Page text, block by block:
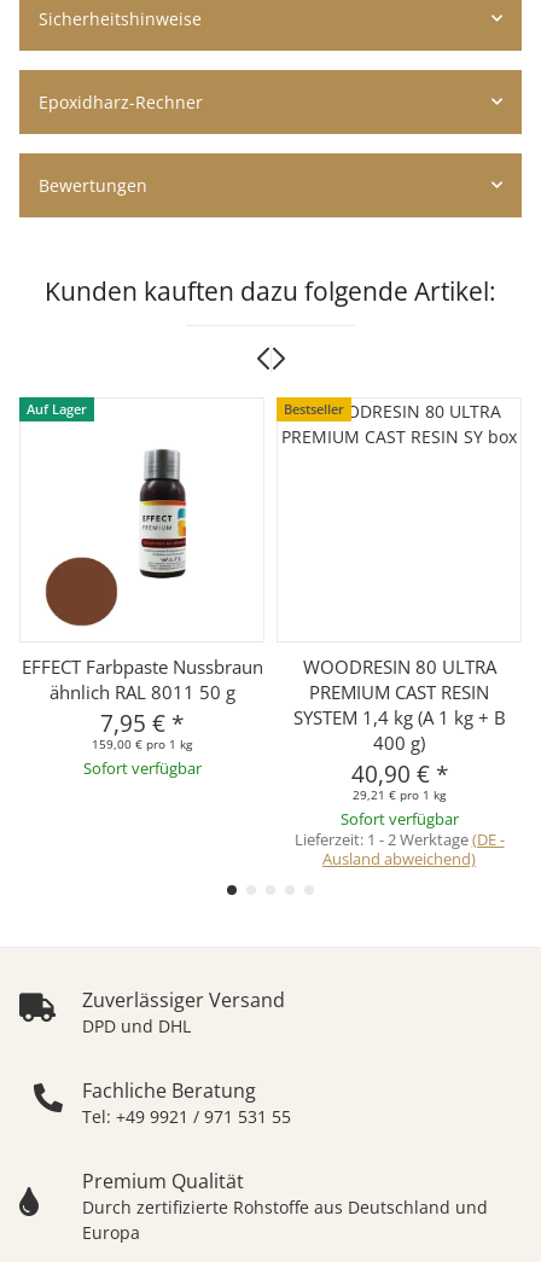
Sicherheitshinweise
Epoxidharz-Rechner
Bewertungen
Kunden kauften dazu folgende Artikel:
Auf Lager
EFFECT Farbpaste Nussbraun
ähnlich RAL 8011 50 g
7,95 € *
159,00 € pro 1 kg
Sofort verfügbar
Bestseller
WOODRESIN 80 ULTRA
PREMIUM CAST RESIN
SYSTEM 1,4 kg (A 1 kg + B
400 g)
40,90 € *
29,21 € pro 1 kg
Sofort verfügbar
Lieferzeit: 1 - 2 Werktage(DE -
Ausland abweichend)
Zuverlässiger Versand
DPD und DHL
Fachliche Beratung
Tel: +49 9921 / 971 531 55
Premium Qualität
Durch zertifizierte Rohstoffe aus Deutschland und
Europa